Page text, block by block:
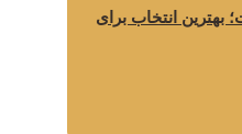
بهترین انتخاب برای